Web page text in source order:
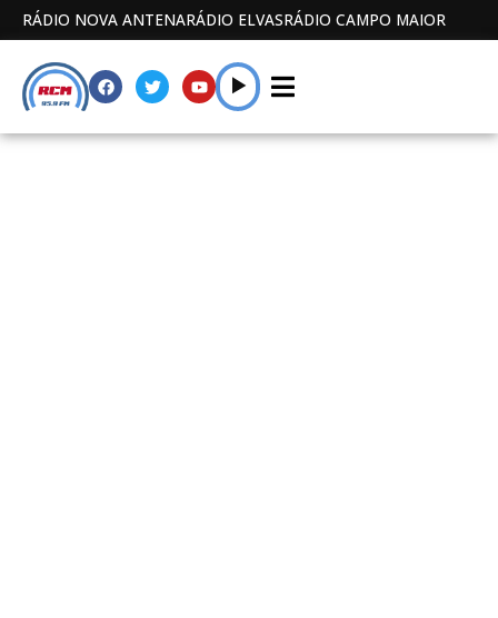
RÁDIO NOVA ANTENARÁDIO ELVASRÁDIO CAMPO MAIOR